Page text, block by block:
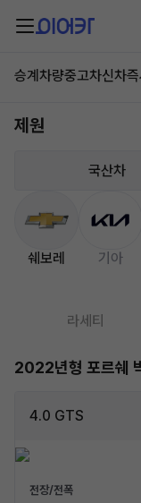
승계차량중고차신차
제원
국산차
쉐보레 기아
라세티
2022년형 포르쉐
4.0 GTS
전장/전폭